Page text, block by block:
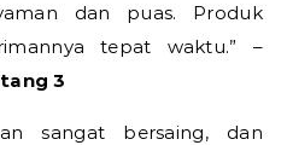
dan puas. Produk
tepat waktu.” –
3
sangat bersaing, dan